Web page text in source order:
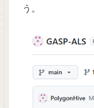
う。